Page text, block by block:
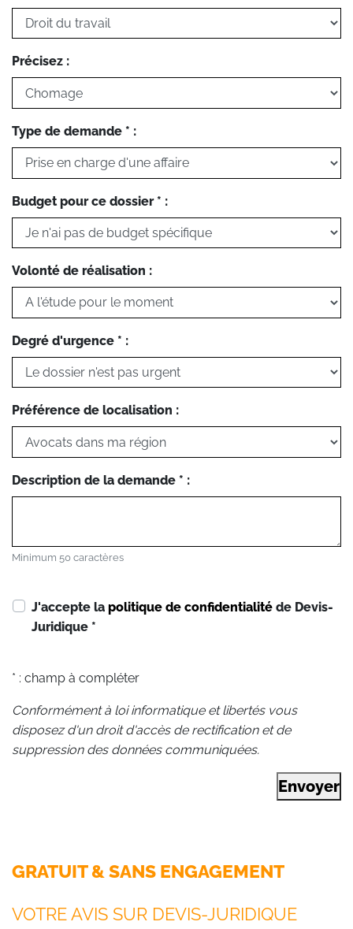
Précisez :
Type de demande * :
Budget pour ce dossier * :
Volonté de réalisation :
Degré d'urgence * :
Préférence de localisation :
Description de la demande * :
Minimum 50 caractères
J'accepte la politique de confidentialité de Devis-
Juridique *
* : champ à compléter
Conformément à loi informatique et libertés vous
disposez d'un droit d'accès de rectification et de
suppression des données communiquées.
Envoyer
GRATUIT & SANS ENGAGEMENT
VOTRE AVIS SUR DEVIS-JURIDIQUE